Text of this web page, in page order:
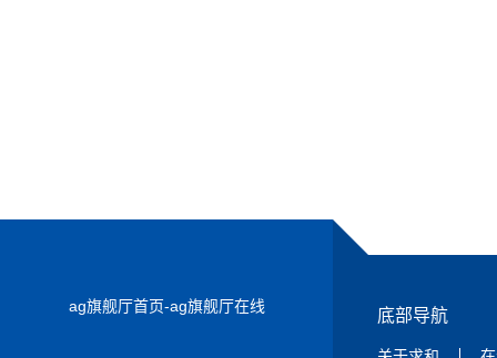
ag旗舰厅首页-ag旗舰厅在线 底部导航